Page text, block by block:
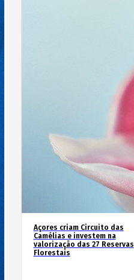
Açores criam Circuito das
Camélias e investem na
valorização das 27 Reservas
Florestais